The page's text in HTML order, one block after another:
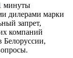
минуты
дилерами марки
запрет,
компаний
Белоруссии,